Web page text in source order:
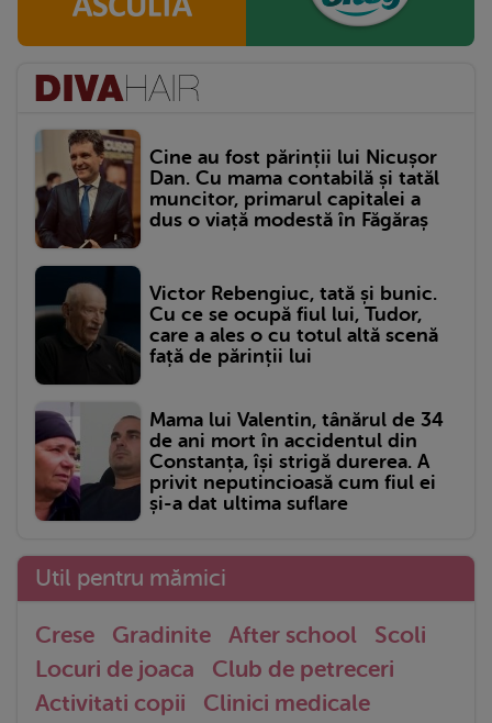
Cine au fost părinții lui Nicușor
Dan. Cu mama contabilă și tatăl
muncitor, primarul capitalei a
dus o viață modestă în Făgăraș
Victor Rebengiuc, tată și bunic.
Cu ce se ocupă fiul lui, Tudor,
care a ales o cu totul altă scenă
față de părinții lui
Mama lui Valentin, tânărul de 34
de ani mort în accidentul din
Constanța, își strigă durerea. A
privit neputincioasă cum fiul ei
și-a dat ultima suflare
Util pentru mămici
Crese Gradinite After school
Scoli
Locuri de joaca
Club de petreceri
Activitati copii
Clinici medicale